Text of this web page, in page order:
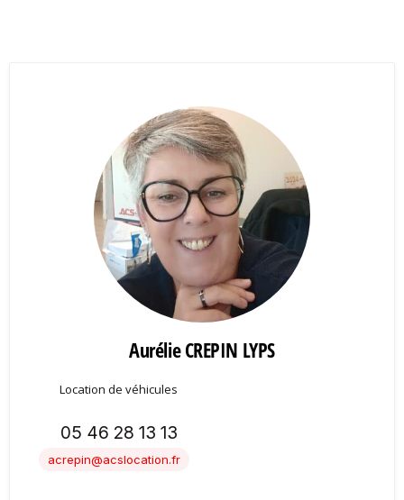
Aurélie CREPIN LYPS
Location de véhicules
05 46 28 13 13
acrepin@acslocation.fr